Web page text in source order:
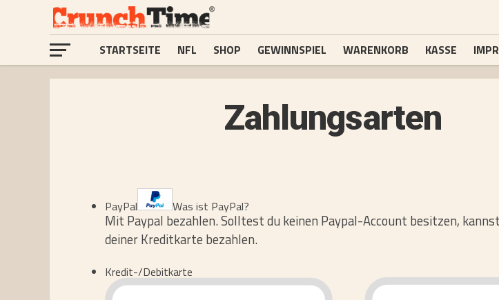
STARTSEITE NFL SHOP GEWINNSPIEL WARENKORB KASSE
Zahlungsarten
PayPal Was ist PayPal?
Mit Paypal bezahlen. Solltest du keinen Paypal-Account besitzen,
deiner Kreditkarte bezahlen.
Kredit-/Debitkarte